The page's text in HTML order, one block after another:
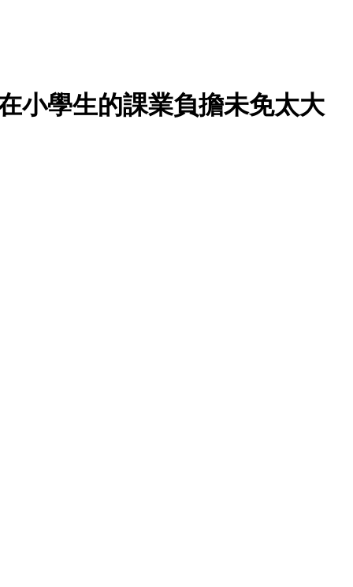
小學生的課業負擔未免太大